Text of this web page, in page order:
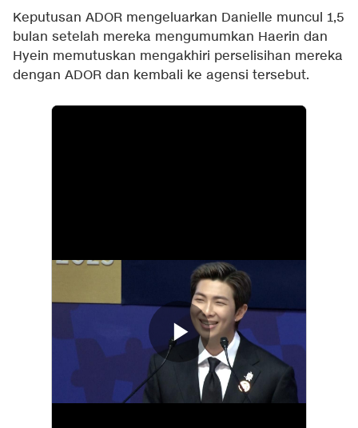
Keputusan ADOR mengeluarkan Danielle muncul 1,5
bulan setelah mereka mengumumkan Haerin dan
Hyein memutuskan mengakhiri perselisihan mereka
dengan ADOR dan kembali ke agensi tersebut.